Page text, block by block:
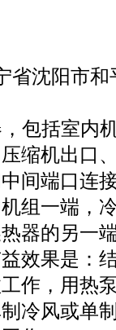
省沈阳市
包括室内
缩机出口
间端口连
组一端，
器的另一
效果是：
作，用热
冷风或单